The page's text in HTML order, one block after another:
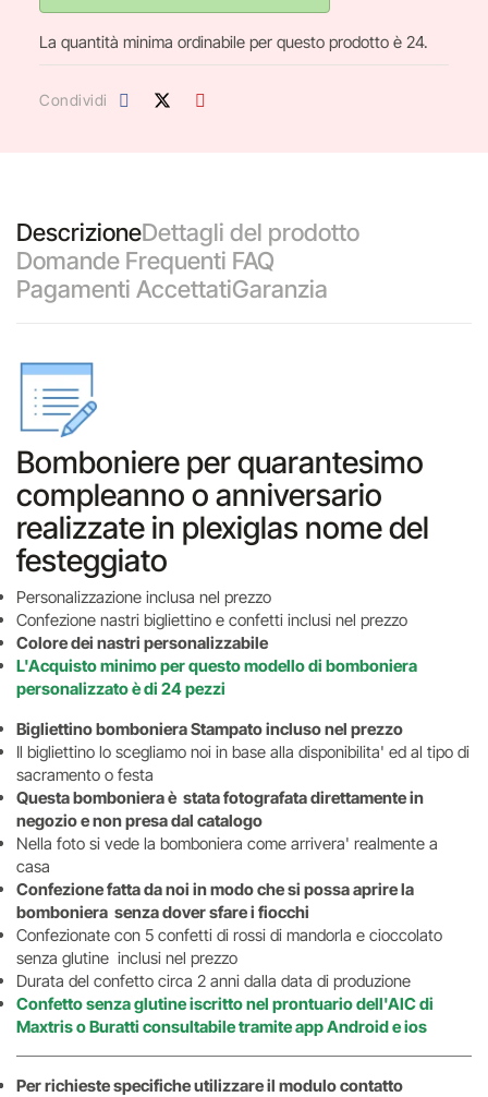
La quantità minima ordinabile per questo prodotto è 24.
Condividi
DescrizioneDettagli del prodotto
Domande Frequenti FAQ
Pagamenti AccettatiGaranzia
Bomboniere per quarantesimo
compleanno o anniversario
realizzate in plexiglas nome del
festeggiato
Personalizzazione inclusa nel prezzo
Confezione nastri bigliettino e confetti inclusi nel prezzo
Colore dei nastri personalizzabile
L'Acquisto minimo per questo modello di bomboniera
personalizzato è di 24 pezzi
Bigliettino bomboniera Stampato incluso nel prezzo
Il bigliettino lo scegliamo noi in base alla disponibilita' ed al tipo di
sacramento o festa
Questa bomboniera è stata fotografata direttamente in
negozio e non presa dal catalogo
Nella foto si vede la bomboniera come arrivera' realmente a
casa
Confezione fatta da noi in modo che si possa aprire la
bomboniera senza dover sfare i fiocchi
Confezionate con 5 confetti di rossi di mandorla e cioccolato
senza glutine inclusi nel prezzo
Durata del confetto circa 2 anni dalla data di produzione
Confetto senza glutine iscritto nel prontuario dell'AIC di
Maxtris o Buratti consultabile tramite app Android e ios
Per richieste specifiche utilizzare il modulo contatto